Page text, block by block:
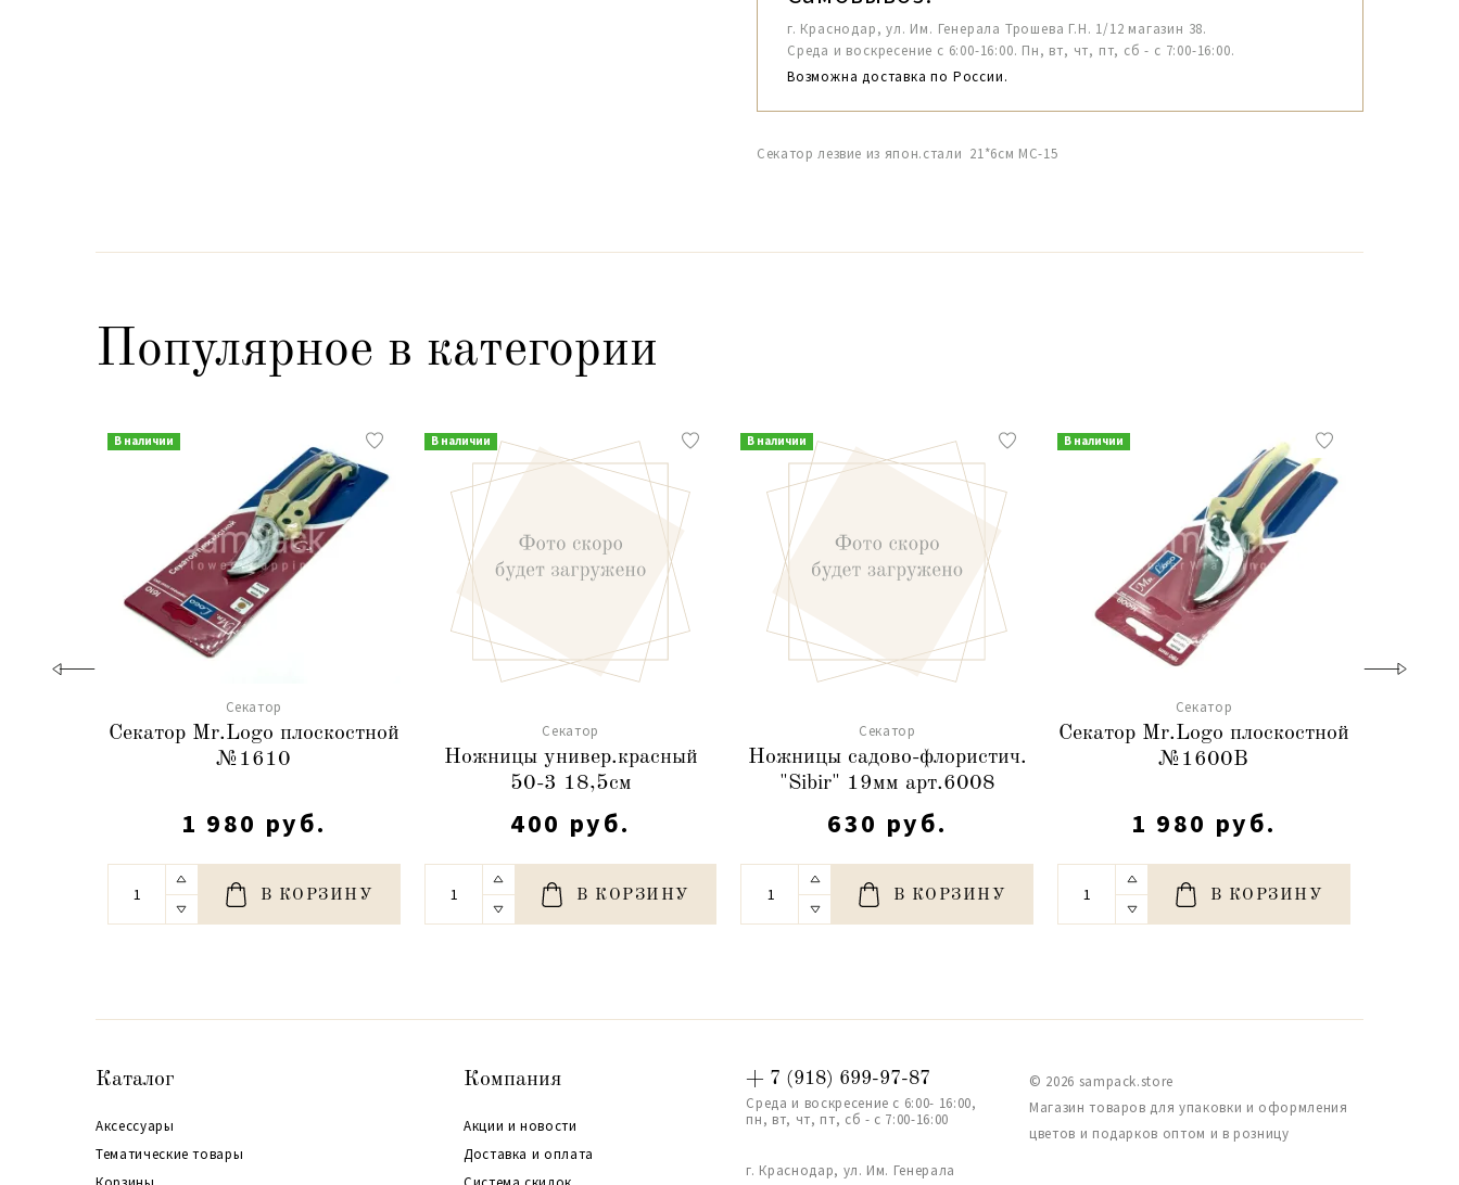
г. Краснодар, ул. Им. Генерала Трошева Г.Н. 1/12 магазин 38.
Среда и воскресение с 6:00-16:00. Пн, вт, чт, пт, сб - с 7:00-16:00.
Возможна доставка по России.
Секатор лезвие из япон.стали 21*6см МС-15
Популярное в категории
В наличии
Cекатор
Секатор Mr.Logo плоскостной
№1610
1 980 руб.
В КОРЗИНУ
В наличии
Cекатор
Ножницы универ.красный
50-3 18,5см
400 руб.
В КОРЗИНУ
В наличии
Cекатор
Ножницы садово-флористич.
"Sibir" 19мм арт.6008
630 руб.
В КОРЗИНУ
В наличии
Cекатор
Секатор Mr.Logo плоскостной
№1600В
1 980 руб.
В КОРЗИНУ
Каталог
Аксессуары
Тематические товары
Компания
Акции и новости
Доставка и оплата
+ 7 (918) 699-97-87
Среда и воскресение с 6:00- 16:00,
пн, вт, чт, пт, сб - с 7:00-16:00
г. Краснодар, ул. Им. Генерала
© 2026 sampack.store
Магазин товаров для упаковки и оформления
цветов и подарков оптом и в розницу